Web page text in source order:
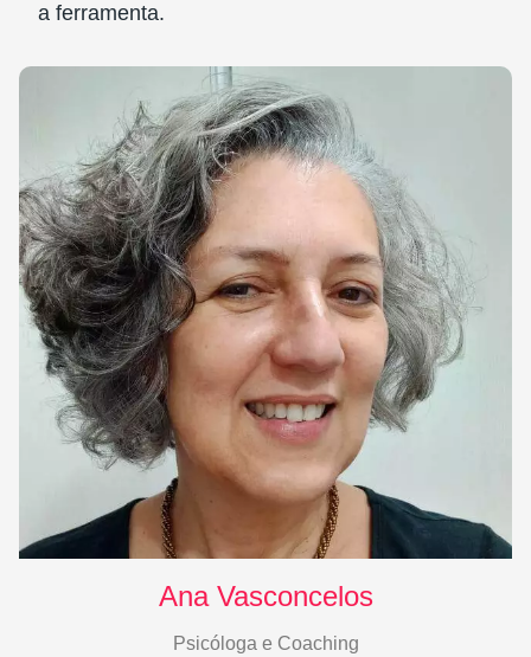
a ferramenta.
Ana Vasconcelos
Psicóloga e Coaching